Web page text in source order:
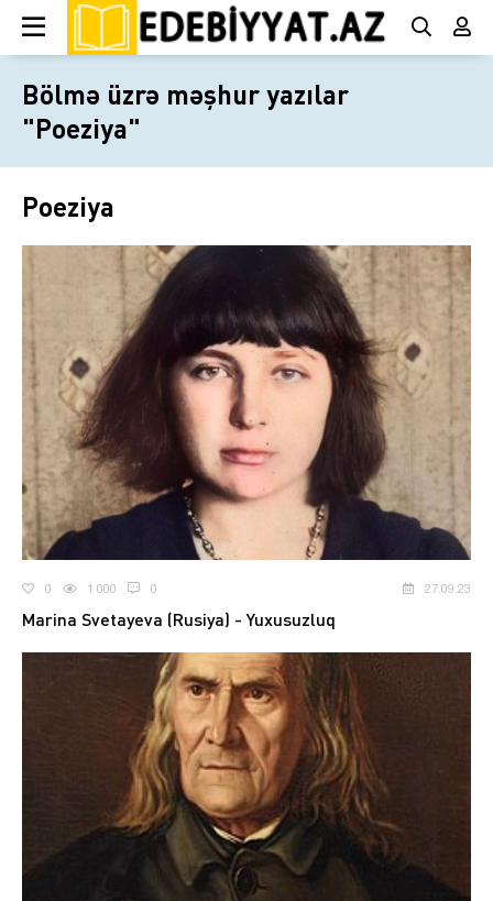
Bölmə üzrə məşhur yazılar
"Poeziya"
Poeziya
0 1 000 0 27.09.23
Marina Svetayeva (Rusiya) - Yuxusuzluq